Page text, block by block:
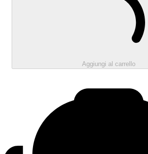
Aggiungi al carrello